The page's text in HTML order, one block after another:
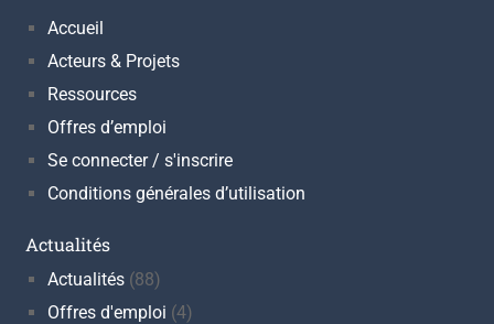
Accueil
Acteurs & Projets
Ressources
Offres d’emploi
Se connecter / s'inscrire
Conditions générales d’utilisation
Actualités
Actualités (88)
Offres d'emploi (4)